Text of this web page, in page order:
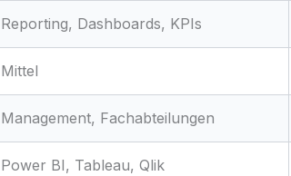
Reporting, Dashboards, KPIs
Mittel
Management, Fachabteilungen
Power BI, Tableau, Qlik